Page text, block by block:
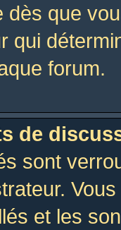
dès que
qui
forum.
de
sont
et les